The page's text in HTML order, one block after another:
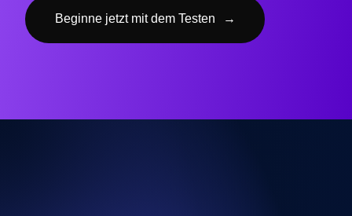
Beginne jetzt mit dem Testen →